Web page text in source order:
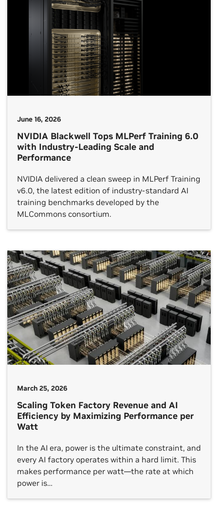
June 16, 2026
NVIDIA Blackwell Tops MLPerf Training 6.0
with Industry-Leading Scale and
Performance
NVIDIA delivered a clean sweep in MLPerf Training
v6.0, the latest edition of industry-standard AI
training benchmarks developed by the
MLCommons consortium.
March 25, 2026
Scaling Token Factory Revenue and AI
Efficiency by Maximizing Performance per
Watt
In the AI era, power is the ultimate constraint, and
every AI factory operates within a hard limit. This
makes performance per watt—the rate at which
power is…